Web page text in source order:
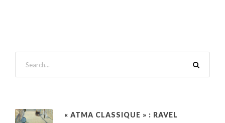
« ATMA CLASSIQUE » : RAVEL